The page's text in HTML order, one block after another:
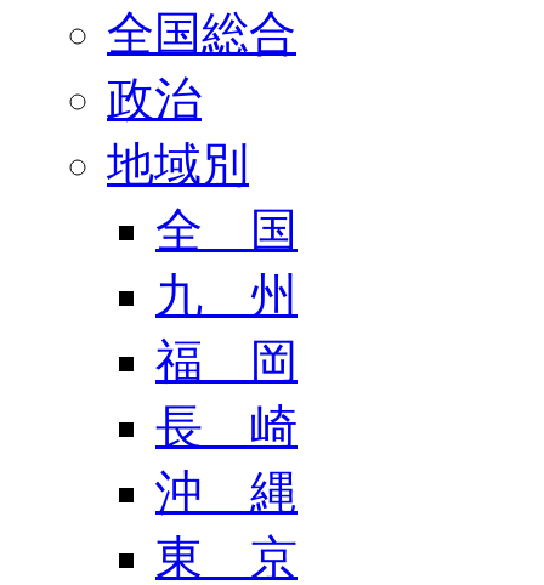
全国総合
政治
地域別
全 国
九 州
福 岡
長 崎
沖 縄
東 京